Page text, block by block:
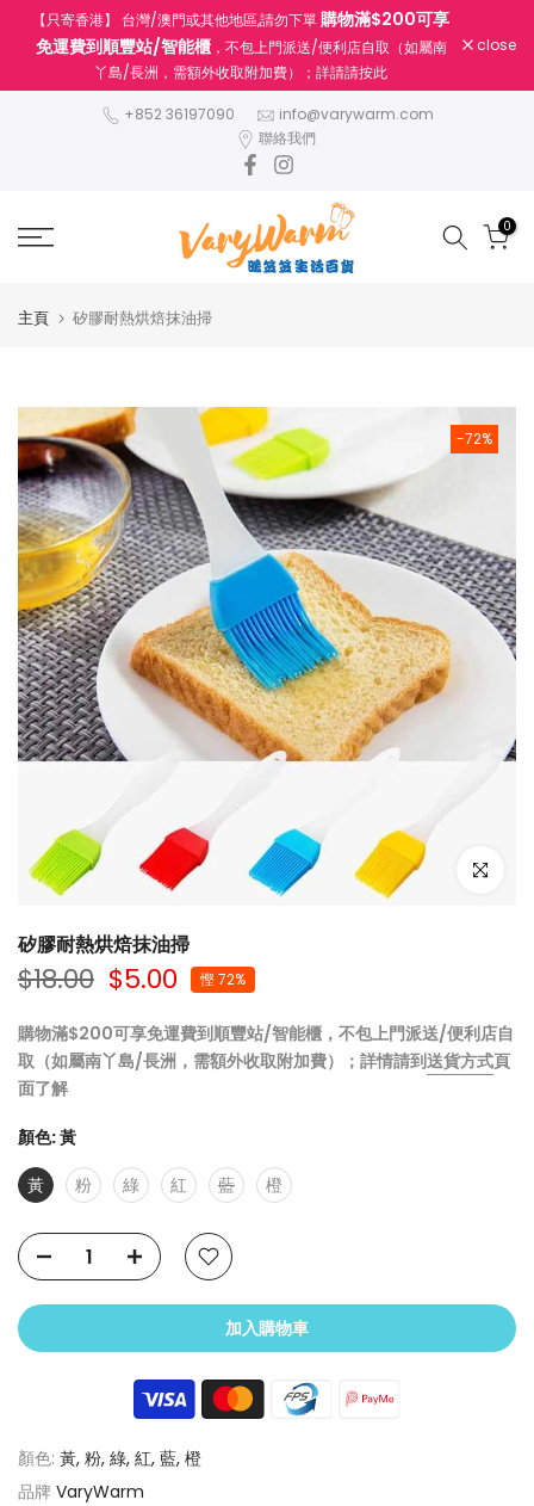
【只寄香港】 台灣/澳門或其他地區,請勿下單購物滿$200可享
免運費到順豐站/智能櫃，不包上門派送/便利店自取（如屬南
丫島/長洲，需額外收取附加費）；詳請請按此
close
+852 36197090
info@varywarm.com
聯絡我們
0
主頁 矽膠耐熱烘焙抹油掃
-72%
點擊放大
矽膠耐熱烘焙抹油掃
$18.00 $5.00 慳 72%
購物滿$200可享免運費到順豐站/智能櫃，不包上門派送/便利店自
取（如屬南丫島/長洲，需額外收取附加費）；詳情請到送貨方式頁
面了解
顏色:黃
黃
粉 綠 紅 藍 橙
加入購物車
顏色: 黃, 粉, 綠, 紅, 藍, 橙
品牌 VaryWarm